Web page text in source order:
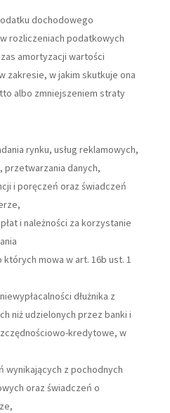
dochodowego
rozliczeniach podatkowych
amortyzacji wartości
zakresie, w jakim skutkuje ona
albo zmniejszeniem straty
rynku, usług reklamowych,
przetwarzania danych,
i poręczeń oraz świadczeń
i należności za korzystanie
mowa w art. 16b ust. 1
dłużnika z
niż udzielonych przez banki i
kredytowe, w
wynikających z pochodnych
oraz świadczeń o